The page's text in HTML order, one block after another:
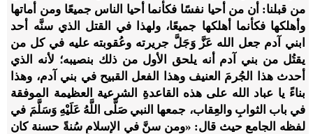
من قبلنا: أن من أحيا نفسًا فكأنما أحيا الناس جميعًا ومن أماتها
وأهلكها فكأنما أهلكها جميعًا، ولهذا في القتل الذي سنَّه أحد
ابني آدم جعل الله عَزَّ وَجَلَّ جريرته وعُقوبته عليه في كل من
يقتُل من بني آدم أنه يلحق الأول من ذلك بنصيبه؛ لأنه الذي
أحدث هذا الجُرمَ العنيف وهذا الفعل القبيح في بني آدم، وهذا
بناءً يا عباد الله على هذه القاعدةِ الشرعية العظيمة الموفقة
في باب الثوابِ والعِقاب، جمعها النبي صَلَّى اللَّهُ عَلَيْهِ وَسَلَّمَ في
لفظه الجامع حيث قال: «ومن سنَّ في الإسلامِ سُنةً حسنة كان